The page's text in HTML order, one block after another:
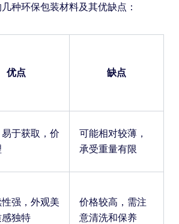
种环保包装材料及其优缺点：
优点 缺点
于获取，价
可能相对较薄，
承受重量有限
强，外观美
独特
价格较高，需注
意清洗和保养